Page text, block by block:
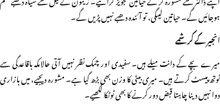
ہوجائیں گے۔ حیاتین لیںگی، تو آئندہ دھبے نہیں پڑیں گے۔
انجیر کے کرشمے
میرے بچے کے دانت میلے ہیں۔ سفیدی اور چمک نظر نہیں آتی حالاںکہ باقاعدگی سے
ٹوتھ پیسٹ کرتے ہیں۔ میری بیٹی کا وزن بھی بڑھ گیا ہے۔ مشورہ دیجیے، میں بازاری
دوا نہیں دینا چاہتاـ قبض دور کرنے کا بھی ٹوٹکا لکھیے۔